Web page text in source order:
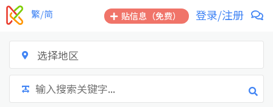
跳
到
贴信息（免费） 登录/注册
繁/简
选择地区